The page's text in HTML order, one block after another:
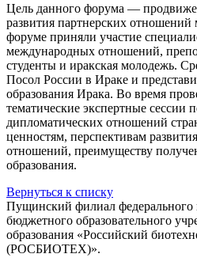
Цель данного форума —
развития партнерских
форуме приняли участие
международных отношений,
студенты и иракская молодежь.
Посол России в Ираке и
образования Ирака. Во время
тематические экспертные сессии
дипломатических отношений
ценностям, перспективам
отношений, преимуществу
образования.
Вернуться к списку
Пущинский филиал федерального
бюджетного образовательного
образования «Российский
(РОСБИОТЕХ)».